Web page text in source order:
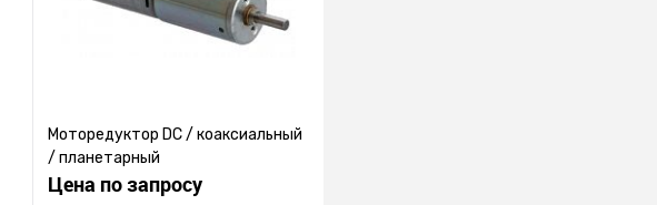
Моторедуктор DC / коаксиальный
/ планетарный
Цена по запросу